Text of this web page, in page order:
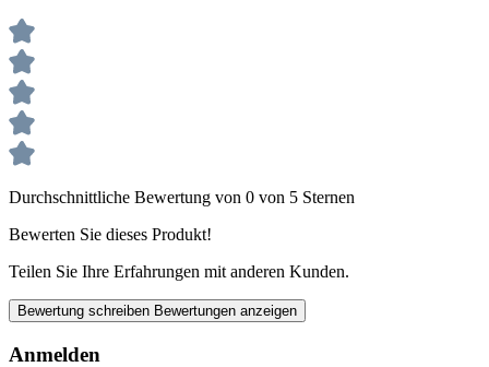
Durchschnittliche Bewertung von 0 von 5 Sternen
Bewerten Sie dieses Produkt!
Teilen Sie Ihre Erfahrungen mit anderen Kunden.
Bewertung schreiben Bewertungen anzeigen
Anmelden